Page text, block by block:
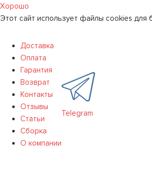
Хорошо
Этот сайт использует файлы cookies
Доставка
Оплата
Гарантия
Возврат
Контакты
Отзывы
Статьи
Сборка
О компании
Telegram